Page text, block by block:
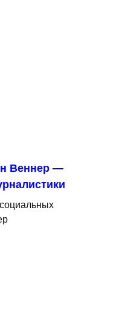
Веннер —